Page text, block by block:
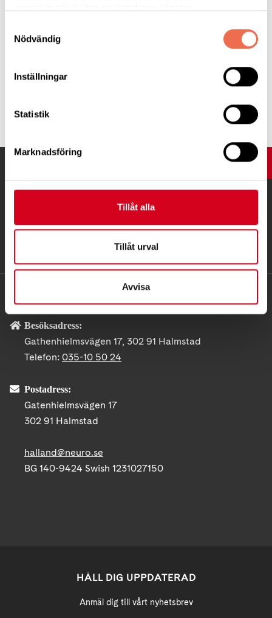
Nödvändig
Inställningar
Statistik
Marknadsföring
Tillåt alla
Tillåt urval
Avvisa
Pär Alvå (sammankallande)
Marika Wallander
Tipsa
UPP
Besöksadress:
Gathenhielmsvägen 17, 302 91 Halmstad
Telefon: 035-10 50 24
Postadress:
Gatenhielmsvägen 17
302 91 Halmstad
halland@neuro.se
BG 140-9424 Swish 1231027150
HÅLL DIG UPPDATERAD
Anmäl dig till vårt nyhetsbrev